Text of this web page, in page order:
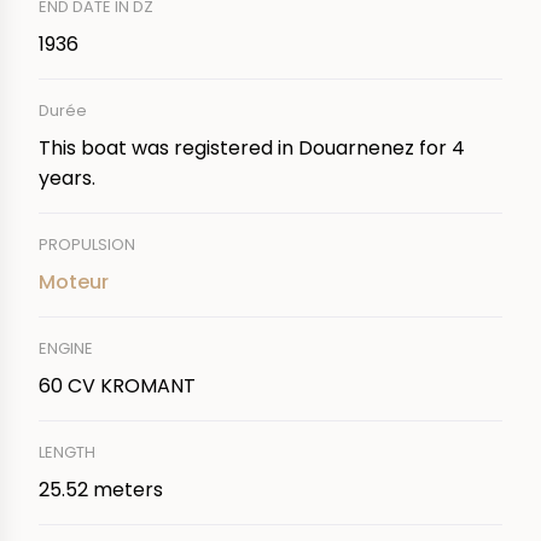
END DATE IN DZ
1936
Durée
This boat was registered in Douarnenez for 4
years.
PROPULSION
Moteur
ENGINE
60 CV KROMANT
LENGTH
25.52 meters